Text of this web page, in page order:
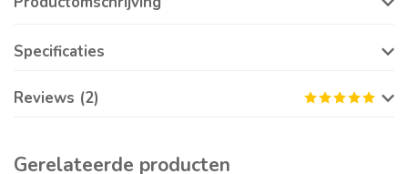
Specificaties
Reviews (2)
Gerelateerde producten